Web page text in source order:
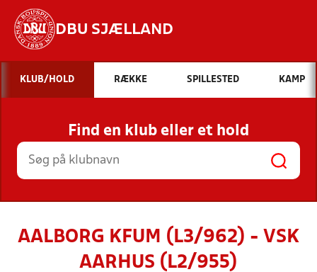
DBU SJÆLLAND
Hvad vil du søge efter?
INDHOLD OG NYHEDER
STILLINGER, RESULTATER, KLUBBER OG
HOLD
KLUB/HOLD RÆKKE SPILLESTED KAMP
Find en klub eller et hold
AALBORG KFUM (L3/962) - VSK
AARHUS (L2/955)